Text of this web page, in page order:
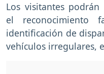
Los visitantes
el reconocimiento
identificación de
vehículos irregulares,